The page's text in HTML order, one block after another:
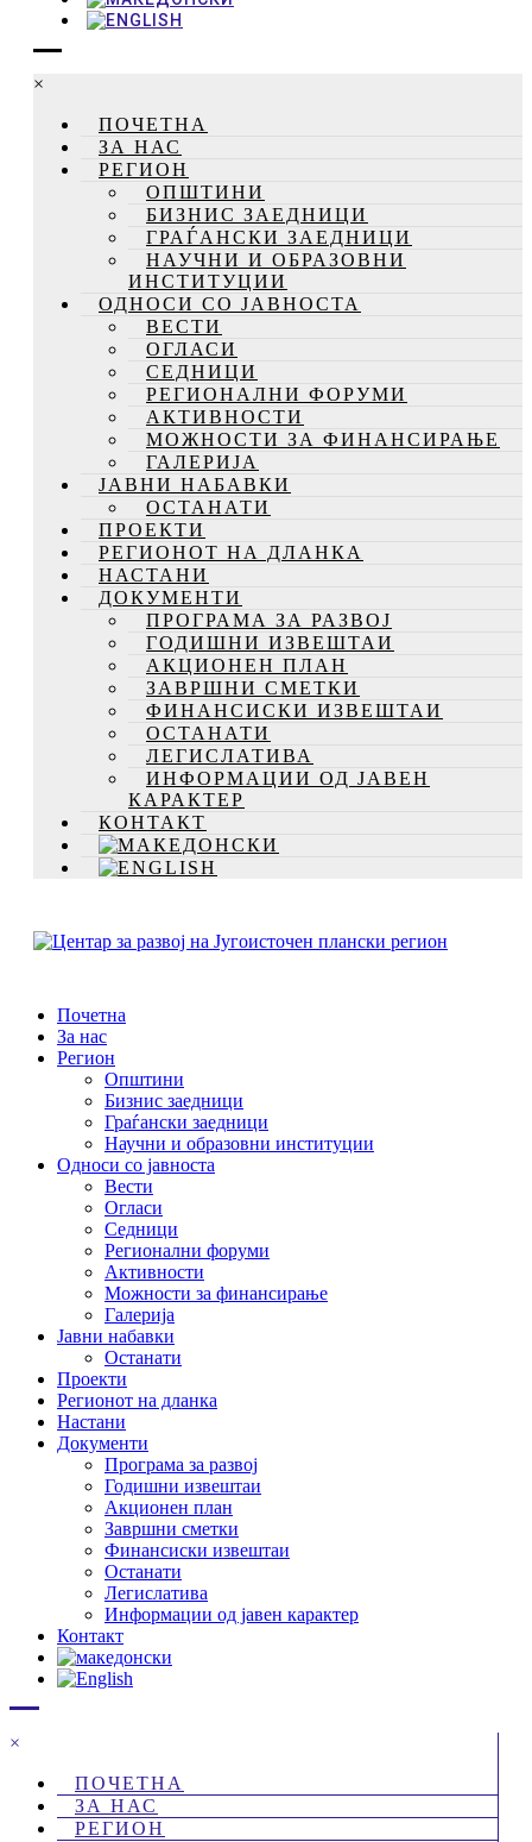
×
ПОЧЕТНА
ЗА НАС
РЕГИОН
ОПШТИНИ
БИЗНИС ЗАЕДНИЦИ
ГРАЃАНСКИ ЗАЕДНИЦИ
НАУЧНИ И ОБРАЗОВНИ
ИНСТИТУЦИИ
ОДНОСИ СО ЈАВНОСТА
ВЕСТИ
ОГЛАСИ
СЕДНИЦИ
РЕГИОНАЛНИ ФОРУМИ
АКТИВНОСТИ
МОЖНОСТИ ЗА ФИНАНСИРАЊЕ
ГАЛЕРИЈА
ЈАВНИ НАБАВКИ
ОСТАНАТИ
ПРОЕКТИ
РЕГИОНОТ НА ДЛАНКА
НАСТАНИ
ДОКУМЕНТИ
ПРОГРАМА ЗА РАЗВОЈ
ГОДИШНИ ИЗВЕШТАИ
АКЦИОНЕН ПЛАН
ЗАВРШНИ СМЕТКИ
ФИНАНСИСКИ ИЗВЕШТАИ
ОСТАНАТИ
ЛЕГИСЛАТИВА
ИНФОРМАЦИИ ОД ЈАВЕН
КАРАКТЕР
КОНТАКТ
Почетна
За нас
Регион
Општини
Бизнис заедници
Граѓански заедници
Научни и образовни институции
Односи со јавноста
Вести
Огласи
Седници
Регионални форуми
Активности
Можности за финансирање
Галерија
Јавни набавки
Останати
Проекти
Регионот на дланка
Настани
Документи
Програма за развој
Годишни извештаи
Акционен план
Завршни сметки
Финансиски извештаи
Останати
Легислатива
Информации од јавен карактер
Контакт
×
ПОЧЕТНА
ЗА НАС
РЕГИОН